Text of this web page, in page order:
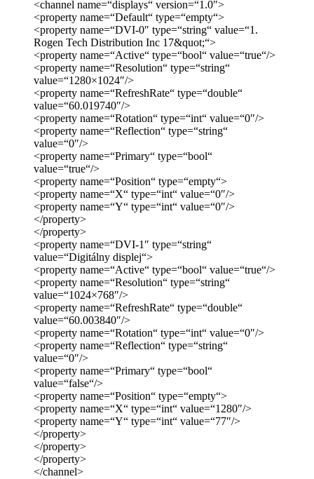
<channel name=“displays“ version=“1.0″>
<property name=“Default“ type=“empty“>
<property name=“DVI-0″ type=“string“ value=“1.
Rogen Tech Distribution Inc 17&quot;“>
<property name=“Active“ type=“bool“ value=“true“/>
<property name=“Resolution“ type=“string“
value=“1280×1024″/>
<property name=“RefreshRate“ type=“double“
value=“60.019740″/>
<property name=“Rotation“ type=“int“ value=“0″/>
<property name=“Reflection“ type=“string“
value=“0″/>
<property name=“Primary“ type=“bool“
value=“true“/>
<property name=“Position“ type=“empty“>
<property name=“X“ type=“int“ value=“0″/>
<property name=“Y“ type=“int“ value=“0″/>
</property>
</property>
<property name=“DVI-1″ type=“string“
value=“Digitálny displej“>
<property name=“Active“ type=“bool“ value=“true“/>
<property name=“Resolution“ type=“string“
value=“1024×768″/>
<property name=“RefreshRate“ type=“double“
value=“60.003840″/>
<property name=“Rotation“ type=“int“ value=“0″/>
<property name=“Reflection“ type=“string“
value=“0″/>
<property name=“Primary“ type=“bool“
value=“false“/>
<property name=“Position“ type=“empty“>
<property name=“X“ type=“int“ value=“1280″/>
<property name=“Y“ type=“int“ value=“77″/>
</property>
</property>
</property>
</channel>